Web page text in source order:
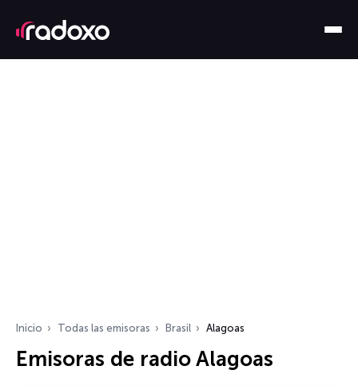
Inicio Todas las emisoras Brasil Alagoas
Emisoras de radio Alagoas